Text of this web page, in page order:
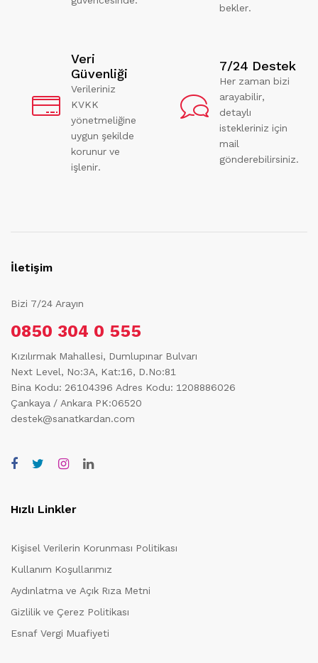
bekler.
Veri
Güvenliği
Verileriniz
KVKK
yönetmeliğine
uygun şekilde
korunur ve
işlenir.
7/24 Destek
Her zaman bizi
arayabilir,
detaylı
istekleriniz için
mail
gönderebilirsiniz.
İletişim
Bizi 7/24 Arayın
0850 304 0 555
Kızılırmak Mahallesi, Dumlupınar Bulvarı
Next Level, No:3A, Kat:16, D.No:81
Bina Kodu: 26104396 Adres Kodu: 1208886026
Çankaya / Ankara PK:06520
destek@sanatkardan.com
Hızlı Linkler
Kişisel Verilerin Korunması Politikası
Kullanım Koşullarımız
Aydınlatma ve Açık Rıza Metni
Gizlilik ve Çerez Politikası
Esnaf Vergi Muafiyeti